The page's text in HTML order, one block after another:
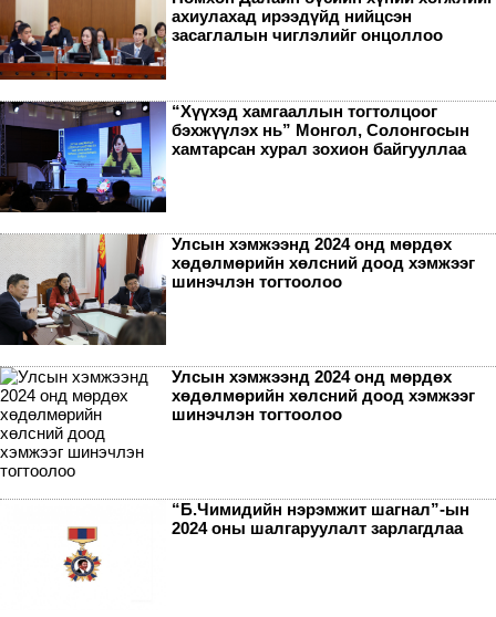
ахиулахад ирээдүйд нийцсэн
засаглалын чиглэлийг онцоллоо
“Хүүхэд хамгааллын тогтолцоог
бэхжүүлэх нь” Монгол, Солонгосын
хамтарсан хурал зохион байгууллаа
Улсын хэмжээнд 2024 онд мөрдөх
хөдөлмөрийн хөлсний доод хэмжээг
шинэчлэн тогтоолоо
Улсын хэмжээнд 2024 онд мөрдөх
хөдөлмөрийн хөлсний доод хэмжээг
шинэчлэн тогтоолоо
“Б.Чимидийн нэрэмжит шагнал”-ын
2024 оны шалгаруулалт зарлагдлаа